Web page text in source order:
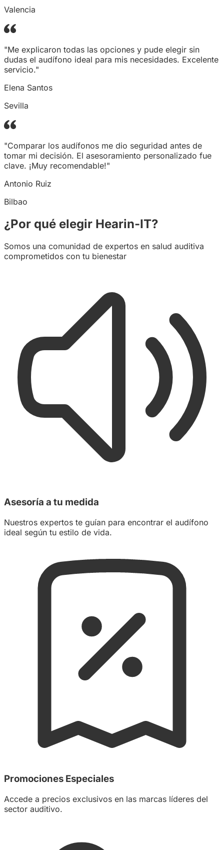
Valencia
"Me explicaron todas las opciones y pude elegir sin
dudas el audífono ideal para mis necesidades. Excelente
servicio."
Elena Santos
Sevilla
"Comparar los audífonos me dio seguridad antes de
tomar mi decisión. El asesoramiento personalizado fue
clave. ¡Muy recomendable!"
Antonio Ruiz
Bilbao
¿Por qué elegir Hearin-IT?
Somos una comunidad de expertos en salud auditiva
comprometidos con tu bienestar
Asesoría a tu medida
Nuestros expertos te guían para encontrar el audífono
ideal según tu estilo de vida.
Promociones Especiales
Accede a precios exclusivos en las marcas líderes del
sector auditivo.